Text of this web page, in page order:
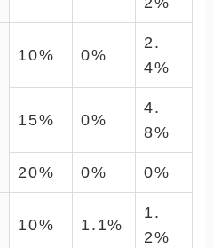
10% 0%
2.
4%
15% 0%
4.
8%
20% 0% 0%
10% 1.1%
1.
2%